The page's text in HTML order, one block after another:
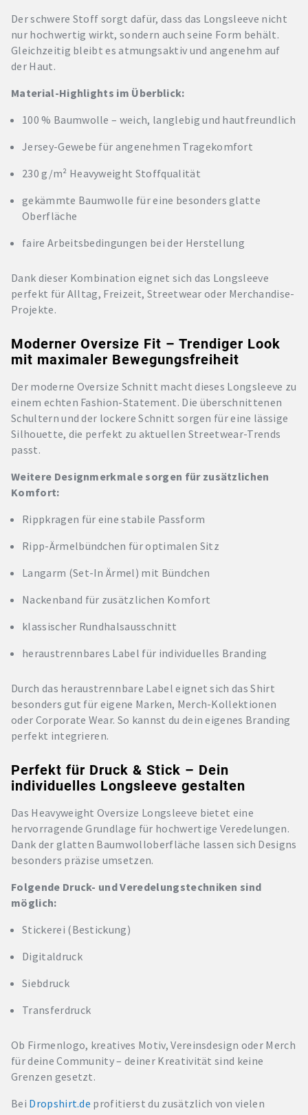
Der schwere Stoff sorgt dafür, dass das Longsleeve nicht
nur hochwertig wirkt, sondern auch seine Form behält.
Gleichzeitig bleibt es atmungsaktiv und angenehm auf
der Haut.
Material-Highlights im Überblick:
100 % Baumwolle – weich, langlebig und hautfreundlich
Jersey-Gewebe für angenehmen Tragekomfort
230 g/m² Heavyweight Stoffqualität
gekämmte Baumwolle für eine besonders glatte
Oberfläche
faire Arbeitsbedingungen bei der Herstellung
Dank dieser Kombination eignet sich das Longsleeve
perfekt für Alltag, Freizeit, Streetwear oder Merchandise-
Projekte.
Moderner Oversize Fit – Trendiger Look
mit maximaler Bewegungsfreiheit
Der moderne Oversize Schnitt macht dieses Longsleeve zu
einem echten Fashion-Statement. Die überschnittenen
Schultern und der lockere Schnitt sorgen für eine lässige
Silhouette, die perfekt zu aktuellen Streetwear-Trends
passt.
Weitere Designmerkmale sorgen für zusätzlichen
Komfort:
Rippkragen für eine stabile Passform
Ripp-Ärmelbündchen für optimalen Sitz
Langarm (Set-In Ärmel) mit Bündchen
Nackenband für zusätzlichen Komfort
klassischer Rundhalsausschnitt
heraus­trennbares Label für individuelles Branding
Durch das heraustrennbare Label eignet sich das Shirt
besonders gut für eigene Marken, Merch-Kollektionen
oder Corporate Wear. So kannst du dein eigenes Branding
perfekt integrieren.
Perfekt für Druck & Stick – Dein
individuelles Longsleeve gestalten
Das Heavyweight Oversize Longsleeve bietet eine
hervorragende Grundlage für hochwertige Veredelungen.
Dank der glatten Baumwolloberfläche lassen sich Designs
besonders präzise umsetzen.
Folgende Druck- und Veredelungstechniken sind
möglich:
Stickerei (Bestickung)
Digitaldruck
Siebdruck
Transferdruck
Ob Firmenlogo, kreatives Motiv, Vereinsdesign oder Merch
für deine Community – deiner Kreativität sind keine
Grenzen gesetzt.
Bei Dropshirt.de profitierst du zusätzlich von vielen